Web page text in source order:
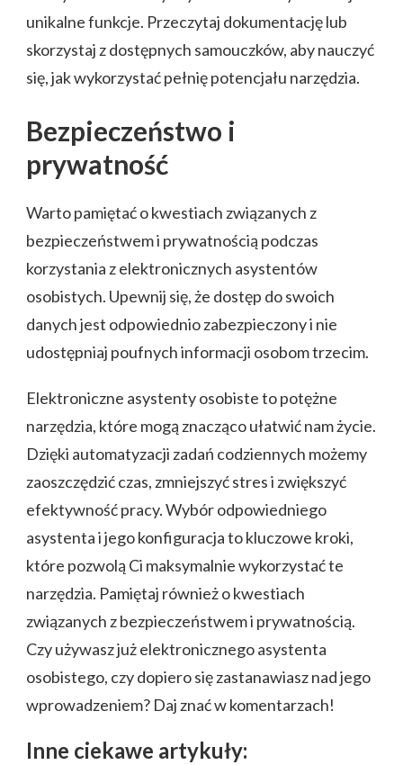
unikalne funkcje. Przeczytaj dokumentację lub
skorzystaj z dostępnych samouczków, aby nauczyć
się, jak wykorzystać pełnię potencjału narzędzia.
Bezpieczeństwo i
prywatność
Warto pamiętać o kwestiach związanych z
bezpieczeństwem i prywatnością podczas
korzystania z elektronicznych asystentów
osobistych. Upewnij się, że dostęp do swoich
danych jest odpowiednio zabezpieczony i nie
udostępniaj poufnych informacji osobom trzecim.
Elektroniczne asystenty osobiste to potężne
narzędzia, które mogą znacząco ułatwić nam życie.
Dzięki automatyzacji zadań codziennych możemy
zaoszczędzić czas, zmniejszyć stres i zwiększyć
efektywność pracy. Wybór odpowiedniego
asystenta i jego konfiguracja to kluczowe kroki,
które pozwolą Ci maksymalnie wykorzystać te
narzędzia. Pamiętaj również o kwestiach
związanych z bezpieczeństwem i prywatnością.
Czy używasz już elektronicznego asystenta
osobistego, czy dopiero się zastanawiasz nad jego
wprowadzeniem? Daj znać w komentarzach!
Inne ciekawe artykuły: